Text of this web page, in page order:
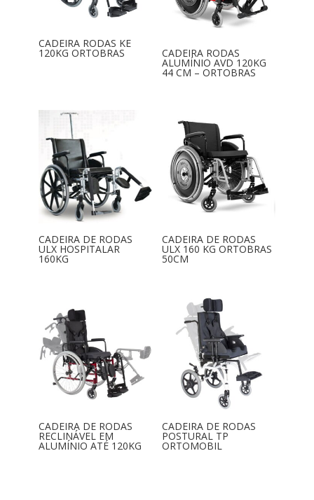
CADEIRA RODAS KE
120KG ORTOBRAS CADEIRA RODAS
ALUMÍNIO AVD 120KG
44 CM – ORTOBRAS
CADEIRA DE RODAS
ULX HOSPITALAR
160KG
CADEIRA DE RODAS
ULX 160 KG ORTOBRAS
50CM
CADEIRA DE RODAS
RECLINÁVEL EM
ALUMÍNIO ATÉ 120KG
CADEIRA DE RODAS
POSTURAL TP
ORTOMOBIL